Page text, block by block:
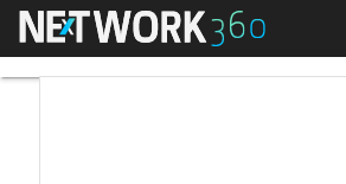
Menu